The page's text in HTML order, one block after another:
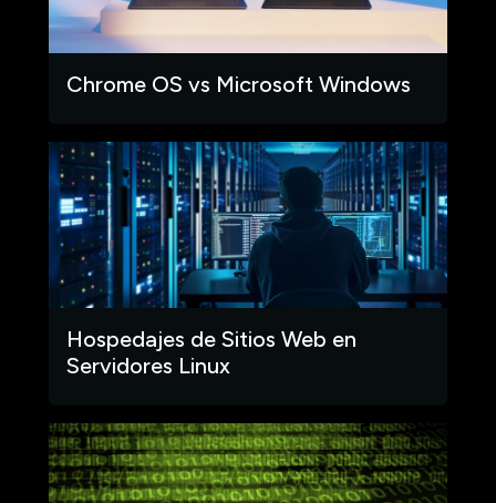
Chrome OS vs Microsoft Windows
Hospedajes de Sitios Web en
Servidores Linux